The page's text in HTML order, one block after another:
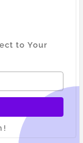
to Your
!